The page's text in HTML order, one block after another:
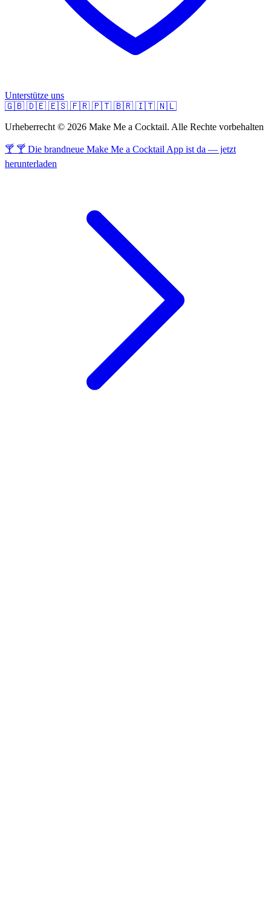
Unterstütze uns
🇬🇧 🇩🇪 🇪🇸 🇫🇷 🇵🇹 🇧🇷 🇮🇹 🇳🇱
Urheberrecht © 2026 Make Me a Cocktail. Alle Rechte vorbehalten
🍸 🍸 Die brandneue Make Me a Cocktail App ist da — jetzt
herunterladen